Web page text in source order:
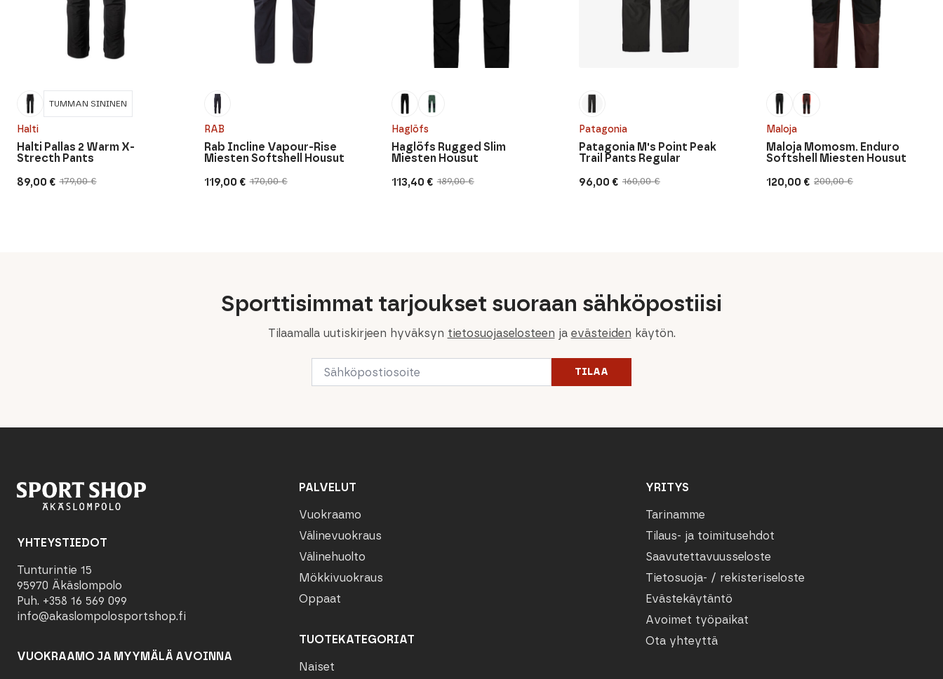
Halti
179,00€
Alkuperäinen
89,00 €
Nykyinen
Halti Pallas 2 Warm X-
Strecth Pants
TUMMAN SININEN
RAB
170,00€
Alkuperäinen
119,00 €
Nykyinen
Rab Incline Vapour-Rise
Miesten Softshell Housut
Haglöfs
189,00€
Alkuperäinen
113,40 €
Nykyinen
Haglöfs Rugged Slim
Miesten Housut
Patagonia
160,00€
Alkuperäinen
96,00 €
Nykyinen
Patagonia M's Point Peak
Trail Pants Regular
Maloja
200,00€
Alkuperäinen
120,00 €
Nykyinen
Maloja Momosm. Enduro
Softshell Miesten Housut
Sporttisimmat tarjoukset suoraan sähköpostiisi
Tilaamalla uutiskirjeen hyväksyn tietosuojaselosteen ja evästeiden käytön.
Email
TILAA
YHTEYSTIEDOT
Tunturintie 15
95970 Äkäslompolo
Puh. +358 16 569 099
info@akaslompolosportshop.fi
VUOKRAAMO JA MYYMÄLÄ AVOINNA
PALVELUT
Vuokraamo
Välinevuokraus
Välinehuolto
Mökkivuokraus
Oppaat
TUOTEKATEGORIAT
Naiset
YRITYS
Tarinamme
Tilaus- ja toimitusehdot
Saavutettavuusseloste
Tietosuoja- / rekisteriseloste
Evästekäytäntö
Avoimet työpaikat
Ota yhteyttä